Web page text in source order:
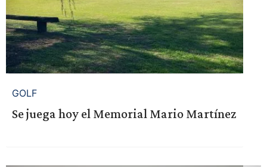
GOLF
Se juega hoy el Memorial Mario Martínez